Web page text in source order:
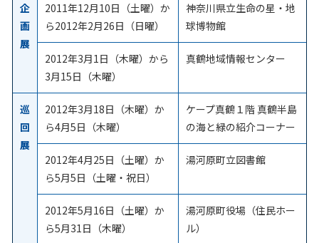
企
画
展
2011年12月10日（土曜）か
ら2012年2月26日（日曜）
神奈川県立生命の星・地
球博物館
2012年3月1日（木曜）から
3月15日（木曜）
真鶴地域情報センター
巡
回
展
2012年3月18日（木曜）か
ら4月5日（木曜）
ケープ真鶴１階 真鶴半島
の海と緑の紹介コーナー
2012年4月25日（土曜）か
ら5月5日（土曜・祝日）
湯河原町立図書館
2012年5月16日（土曜）か
ら5月31日（木曜）
湯河原町役場（住民ホー
ル）